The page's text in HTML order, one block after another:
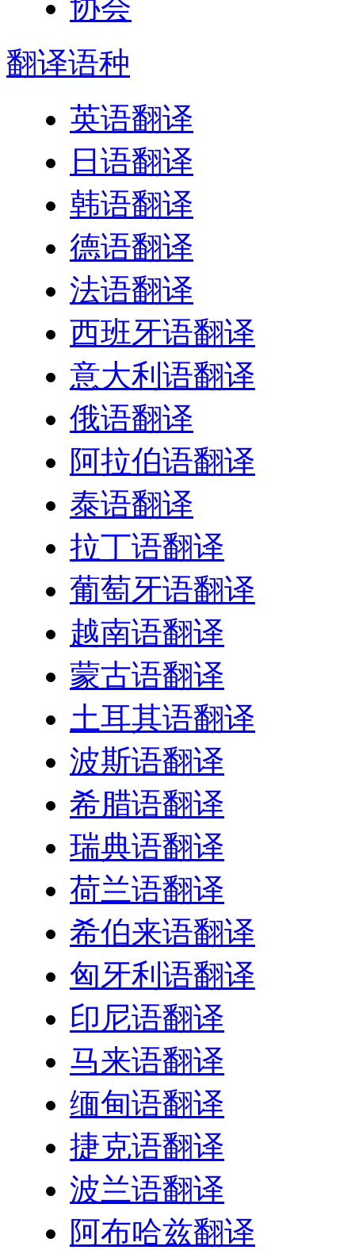
翻译语种
英语翻译
日语翻译
韩语翻译
德语翻译
法语翻译
西班牙语翻译
意大利语翻译
俄语翻译
阿拉伯语翻译
泰语翻译
拉丁语翻译
葡萄牙语翻译
越南语翻译
蒙古语翻译
土耳其语翻译
波斯语翻译
希腊语翻译
瑞典语翻译
荷兰语翻译
希伯来语翻译
匈牙利语翻译
印尼语翻译
马来语翻译
缅甸语翻译
捷克语翻译
波兰语翻译
阿布哈兹翻译